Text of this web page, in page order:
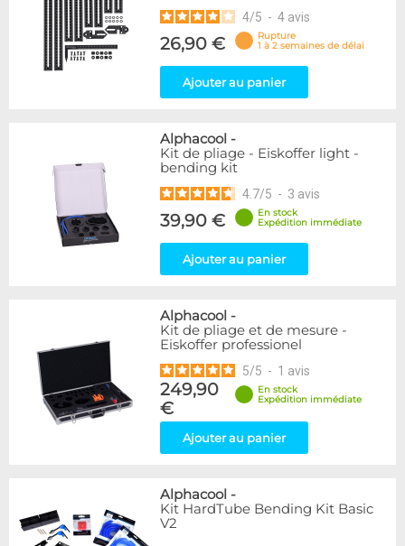
4/5 - 4 avis
26,90 €
Rupture
1 à 2 semaines de délai
Ajouter au panier
Alphacool -
Kit de pliage - Eiskoffer light -
bending kit
4.7/5 - 3 avis
39,90 €
En stock
Expédition immédiate
Ajouter au panier
Alphacool -
Kit de pliage et de mesure -
Eiskoffer professionel
5/5 - 1 avis
249,90
€
En stock
Expédition immédiate
Ajouter au panier
Alphacool -
Kit HardTube Bending Kit Basic
V2